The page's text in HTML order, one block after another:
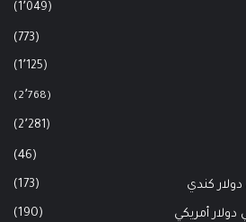
(1٬049)
(773)
(1٬125)
(2٬768)
(2٬281)
(46)
دولار كندي (173)
دولار أمريكي (190)